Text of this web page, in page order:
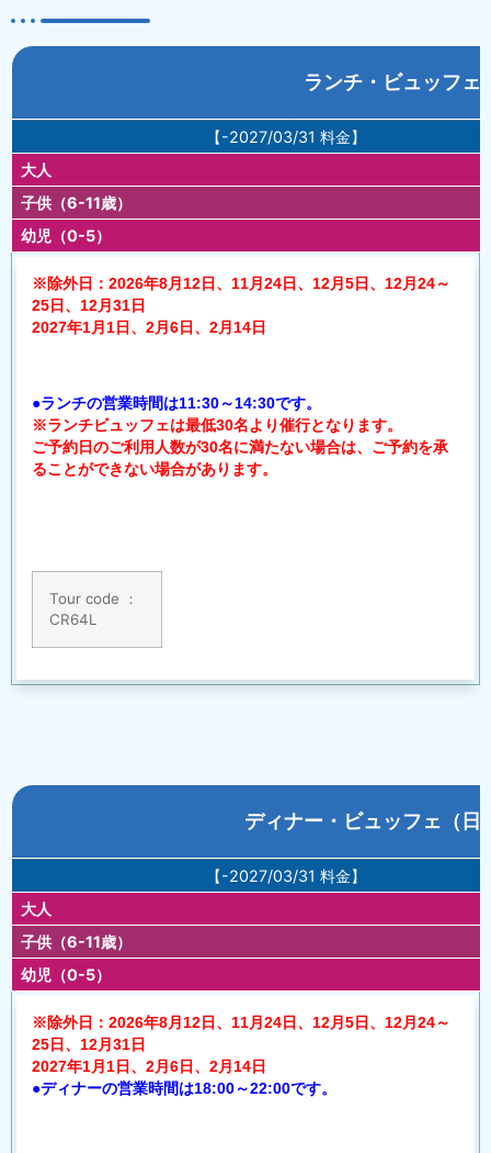
ランチ・ビュッフェ
【-2027/03/31 料金】
大人
子供（6-11歳）
幼児（0-5）
※除外日：2026年8月12日、11月24日、12月5日、12月24～
25日、12月31日
2027年1月1日、2月6日、2月14日
●ランチの営業時間は11:30～14:30です。
※ランチビュッフェは最低30名より催行となります。
ご予約日のご利用人数が30名に満たない場合は、ご予約を承
ることができない場合があります。
Tour code ：
CR64L
ディナー・ビュッフェ（日
【-2027/03/31 料金】
大人
子供（6-11歳）
幼児（0-5）
※除外日：2026年8月12日、11月24日、12月5日、12月24～
25日、12月31日
2027年1月1日、2月6日、2月14日
●ディナーの営業時間は18:00～22:00です。